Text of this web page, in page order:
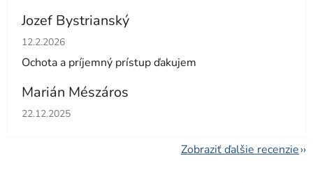
Jozef Bystrianský
Hodnotenie obchodu je 5 z 5 hviezdičiek.
12.2.2026
Ochota a príjemný prístup ďakujem
Marián Mészáros
Hodnotenie obchodu je 5 z 5 hviezdičiek.
22.12.2025
Zobraziť ďalšie recenzie